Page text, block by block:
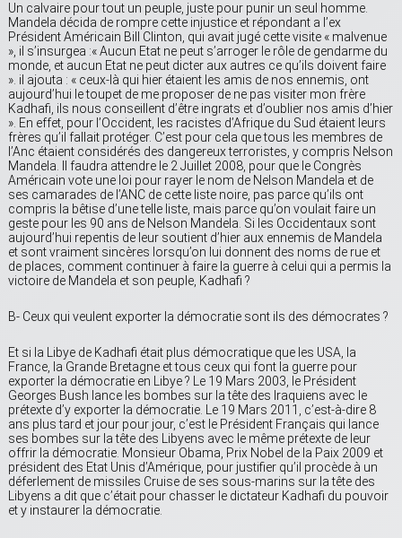
Un calvaire pour tout un peuple, juste pour punir un seul homme.
Mandela décida de rompre cette injustice et répondant a l’ex
Président Américain Bill Clinton, qui avait jugé cette visite « malvenue
», il s’insurgea :« Aucun Etat ne peut s’arroger le rôle de gendarme du
monde, et aucun Etat ne peut dicter aux autres ce qu’ils doivent faire
». il ajouta : « ceux-là qui hier étaient les amis de nos ennemis, ont
aujourd’hui le toupet de me proposer de ne pas visiter mon frère
Kadhafi, ils nous conseillent d’être ingrats et d’oublier nos amis d’hier
». En effet, pour l’Occident, les racistes d’Afrique du Sud étaient leurs
frères qu’il fallait protéger. C’est pour cela que tous les membres de
l’Anc étaient considérés des dangereux terroristes, y compris Nelson
Mandela. Il faudra attendre le 2 Juillet 2008, pour que le Congrès
Américain vote une loi pour rayer le nom de Nelson Mandela et de
ses camarades de l’ANC de cette liste noire, pas parce qu’ils ont
compris la bêtise d’une telle liste, mais parce qu’on voulait faire un
geste pour les 90 ans de Nelson Mandela. Si les Occidentaux sont
aujourd’hui repentis de leur soutient d’hier aux ennemis de Mandela
et sont vraiment sincères lorsqu’on lui donnent des noms de rue et
de places, comment continuer à faire la guerre à celui qui a permis la
victoire de Mandela et son peuple, Kadhafi ?
B- Ceux qui veulent exporter la démocratie sont ils des démocrates ?
Et si la Libye de Kadhafi était plus démocratique que les USA, la
France, la Grande Bretagne et tous ceux qui font la guerre pour
exporter la démocratie en Libye ? Le 19 Mars 2003, le Président
Georges Bush lance les bombes sur la tête des Iraquiens avec le
prétexte d’y exporter la démocratie. Le 19 Mars 2011, c’est-à-dire 8
ans plus tard et jour pour jour, c’est le Président Français qui lance
ses bombes sur la tête des Libyens avec le même prétexte de leur
offrir la démocratie. Monsieur Obama, Prix Nobel de la Paix 2009 et
président des Etat Unis d’Amérique, pour justifier qu’il procède à un
déferlement de missiles Cruise de ses sous-marins sur la tête des
Libyens a dit que c’était pour chasser le dictateur Kadhafi du pouvoir
et y instaurer la démocratie.